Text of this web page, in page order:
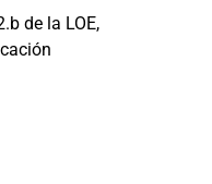
de la LOE,